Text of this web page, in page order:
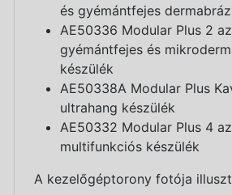
és gyémántfejes
AE50336 Modular Plus 2
gyémántfejes és
készülék
AE50338A Modular Plus
ultrahang készülék
AE50332 Modular Plus 4
multifunkciós készülék
A kezelőgéptorony fotója